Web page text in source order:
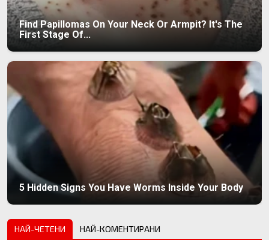
Find Papillomas On Your Neck Or Armpit? It's The
First Stage Of...
5 Hidden Signs You Have Worms Inside Your Body
НАЙ-ЧЕТЕНИ НАЙ-КОМЕНТИРАНИ